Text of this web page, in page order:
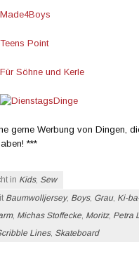
Made4Boys
Teens Point
Für Söhne und Kerle
gerne Werbung von Dingen,
***
in Kids, Sew
Baumwolljersey, Boys, Grau, Ki-
, Michas Stoffecke Moritz, Petra
Lines, Skateboard